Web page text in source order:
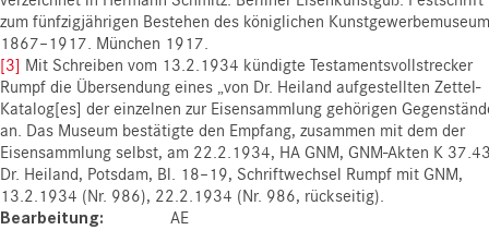
zum fünfzigjährigen Bestehen des königlichen
1867–1917. München 1917.
[3] Mit Schreiben vom 13.2.1934 kündigte Testamentsvollstrecker
Rumpf die Übersendung eines „von Dr. Heiland aufgestellten Zettel-
Katalog[es] der einzelnen zur Eisensammlung gehörigen
an. Das Museum bestätigte den Empfang, zusammen mit dem der
Eisensammlung selbst, am 22.2.1934, HA GNM, GNM-Akten K
Dr. Heiland, Potsdam, Bl. 18–19, Schriftwechsel Rumpf mit GNM,
13.2.1934 (Nr. 986), 22.2.1934 (Nr. 986, rückseitig).
Bearbeitung AE